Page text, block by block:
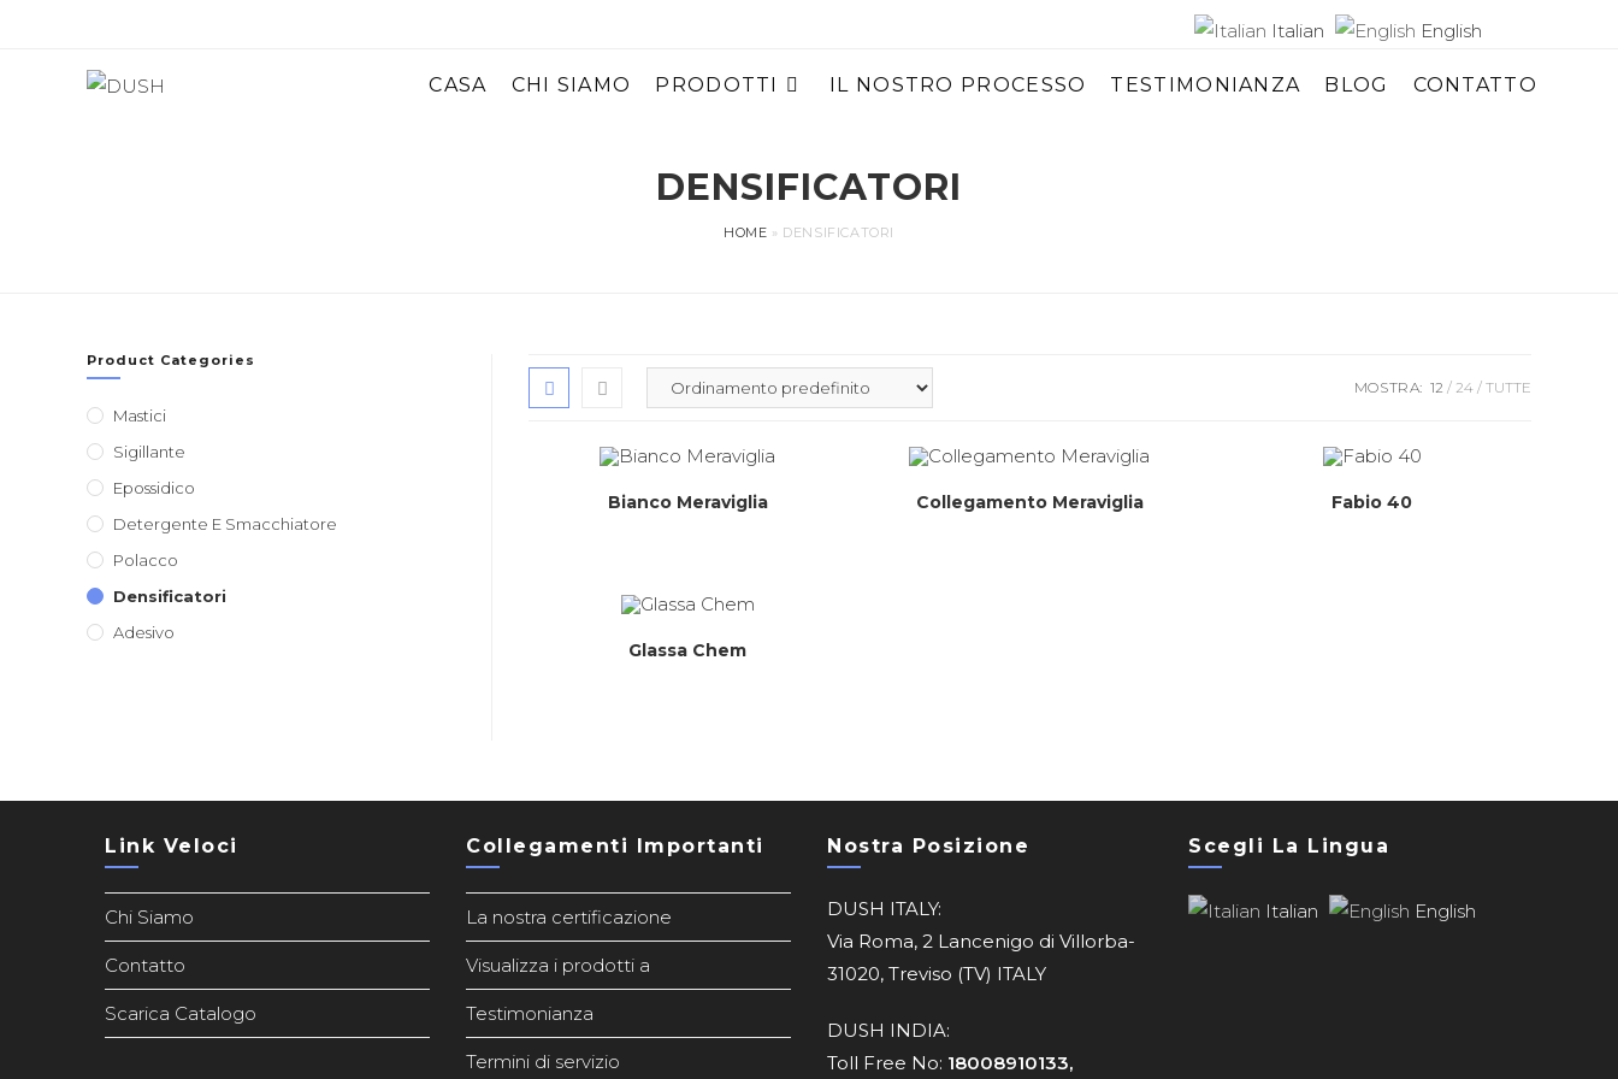
contenuto
CASA CHI SIAMO PRODOTTI IL NOSTRO PROCESSO TESTIMONIANZA BLOG CONTATTO
DENSIFICATORI
HOME » DENSIFICATORI
MOSTRA: 12 24 TUTTE
Bianco Meraviglia Collegamento Meraviglia Fabio 40
Glassa Chem
Product Categories
Mastici
Sigillante
Epossidico
Detergente E Smacchiatore
Polacco
Densificatori
Adesivo
Link Veloci
Chi Siamo
Contatto
Scarica Catalogo
Collegamenti Importanti
La nostra certificazione
Visualizza i prodotti a
Testimonianza
Termini di servizio
Nostra Posizione
DUSH ITALY:
Via Roma, 2 Lancenigo di Villorba-
31020, Treviso (TV) ITALY
DUSH INDIA:
Toll Free No: 18008910133,
Scegli La Lingua
Italian English
Italian English